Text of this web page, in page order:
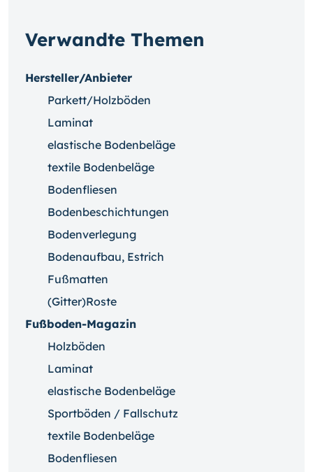
Verwandte Themen
Hersteller/Anbieter
Parkett/Holzböden
Laminat
elastische Bodenbeläge
textile Bodenbeläge
Bodenfliesen
Bodenbeschichtungen
Bodenverlegung
Bodenaufbau, Estrich
Fußmatten
(Gitter)Roste
Fußboden-Magazin
Holzböden
Laminat
elastische Bodenbeläge
Sportböden / Fallschutz
textile Bodenbeläge
Bodenfliesen